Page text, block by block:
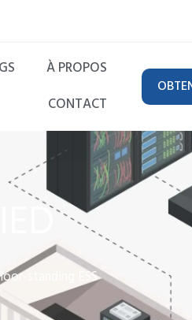
À PROPOS
CONTACT
standing ESS